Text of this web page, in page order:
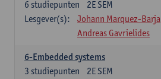
2E SEM
6 studiepunten
Lesgever(s):
Johann Marquez-Barja
Andreas Gavrielides
6-Embedded systems
2E SEM
3 studiepunten